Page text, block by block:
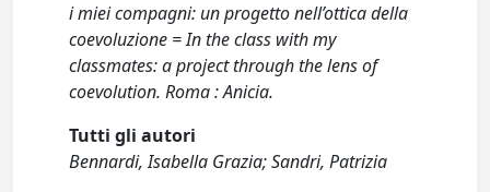
i miei compagni: un progetto nell’ottica della
coevoluzione = In the class with my
classmates: a project through the lens of
coevolution. Roma : Anicia.
Tutti gli autori
Bennardi, Isabella Grazia; Sandri, Patrizia